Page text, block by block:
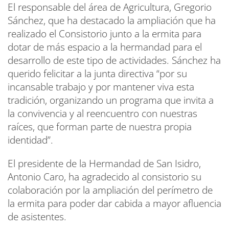
El responsable del área de Agricultura, Gregorio
Sánchez, que ha destacado la ampliación que ha
realizado el Consistorio junto a la ermita para
dotar de más espacio a la hermandad para el
desarrollo de este tipo de actividades. Sánchez ha
querido felicitar a la junta directiva “por su
incansable trabajo y por mantener viva esta
tradición, organizando un programa que invita a
la convivencia y al reencuentro con nuestras
raíces, que forman parte de nuestra propia
identidad”.
El presidente de la Hermandad de San Isidro,
Antonio Caro, ha agradecido al consistorio su
colaboración por la ampliación del perímetro de
la ermita para poder dar cabida a mayor afluencia
de asistentes.